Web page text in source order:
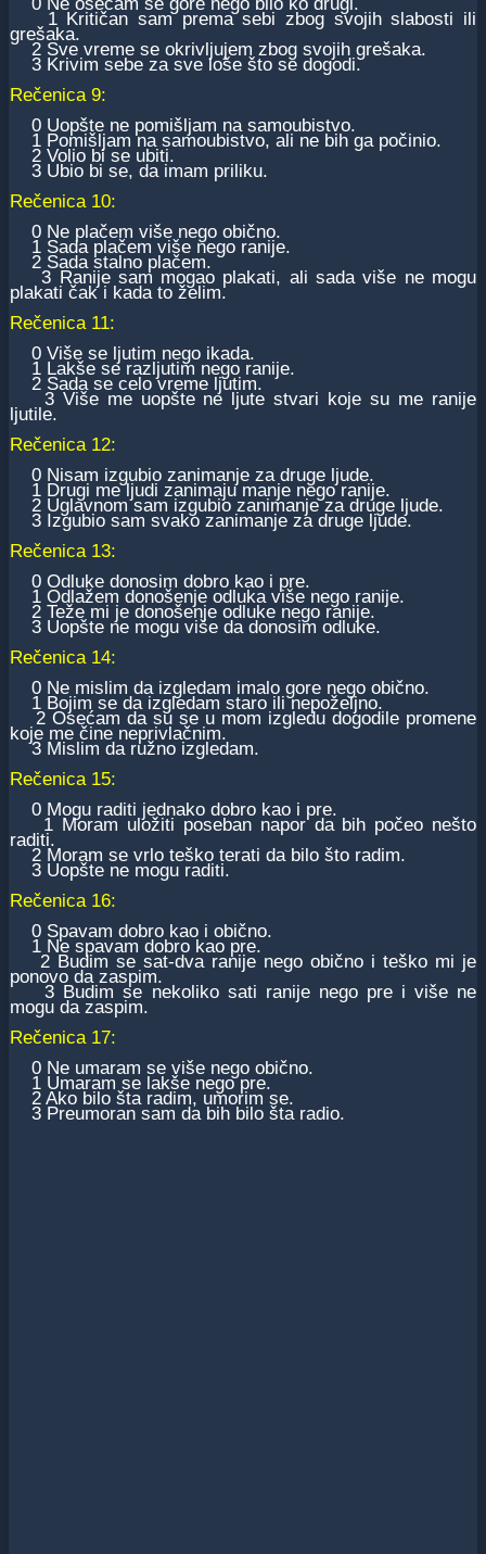
1 Kritičan sam prema sebi zbog svojih slabosti ili
grešaka.
2 Sve vreme se okrivljujem zbog svojih grešaka.
3 Krivim sebe za sve loše što se dogodi.
Rečenica 9:
0 Uopšte ne pomišljam na samoubistvo.
1 Pomišljam na samoubistvo, ali ne bih ga počinio.
2 Volio bi se ubiti.
3 Ubio bi se, da imam priliku.
Rečenica 10:
0 Ne plačem više nego obično.
1 Sada plačem više nego ranije.
2 Sada stalno plačem.
3 Ranije sam mogao plakati, ali sada više ne mogu
plakati čak i kada to želim.
Rečenica 11:
0 Više se ljutim nego ikada.
1 Lakše se razljutim nego ranije.
2 Sada se celo vreme ljutim.
3 Više me uopšte ne ljute stvari koje su me ranije
ljutile.
Rečenica 12:
0 Nisam izgubio zanimanje za druge ljude.
1 Drugi me ljudi zanimaju manje nego ranije.
2 Uglavnom sam izgubio zanimanje za druge ljude.
3 Izgubio sam svako zanimanje za druge ljude.
Rečenica 13:
0 Odluke donosim dobro kao i pre.
1 Odlažem donošenje odluka više nego ranije.
2 Teže mi je donošenje odluke nego ranije.
3 Uopšte ne mogu više da donosim odluke.
Rečenica 14:
0 Ne mislim da izgledam imalo gore nego obično.
1 Bojim se da izgledam staro ili nepoželjno.
2 Osećam da su se u mom izgledu dogodile promene
koje me čine neprivlačnim.
3 Mislim da ružno izgledam.
Rečenica 15:
0 Mogu raditi jednako dobro kao i pre.
1 Moram uložiti poseban napor da bih počeo nešto
raditi.
2 Moram se vrlo teško terati da bilo što radim.
3 Uopšte ne mogu raditi.
Rečenica 16:
0 Spavam dobro kao i obično.
1 Ne spavam dobro kao pre.
2 Budim se sat-dva ranije nego obično i teško mi je
ponovo da zaspim.
3 Budim se nekoliko sati ranije nego pre i više ne
mogu da zaspim.
Rečenica 17:
0 Ne umaram se više nego obično.
1 Umaram se lakše nego pre.
2 Ako bilo šta radim, umorim se.
3 Preumoran sam da bih bilo šta radio.